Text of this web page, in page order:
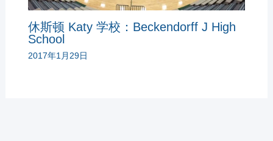
休斯顿 Katy 学校：Beckendorff J High
School
2017年1月29日